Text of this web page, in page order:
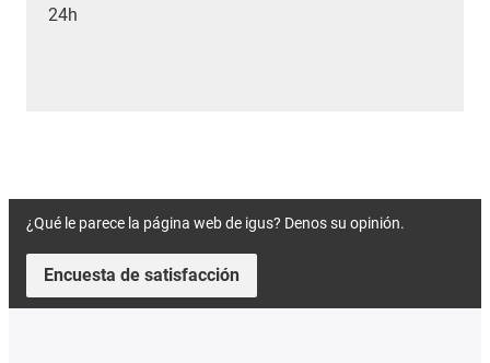
24h
¿Qué le parece la página web de igus? Denos su opinión.
Encuesta de satisfacción